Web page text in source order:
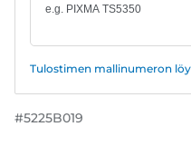
Tulostimen mallinumeron
#5225B019